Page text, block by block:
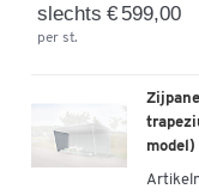
slechts € 599,00
per st.
model)